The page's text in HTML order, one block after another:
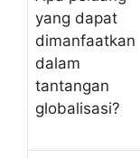
yang dapat
dimanfaatkan
dalam
tantangan
globalisasi?